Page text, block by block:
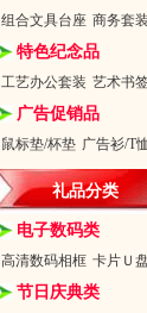
组合文具台座 商务套装
特色纪念品
工艺办公套装 艺术书
广告促销品
鼠标垫/杯垫 广告衫/T
礼品分类
电子数码类
高清数码相框 卡片Ｕ盘
节日庆典类